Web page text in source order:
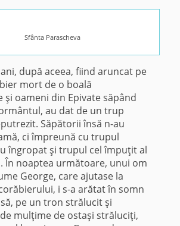
Sfânta Parascheva
după aceea, fiind aruncat pe
mort de o boală
şi oameni din Epivate săpând
au dat de un trup
Săpătorii însă n-au
ci împreună cu trupul
îngropat şi trupul cel împuţit al
În noaptea următoare, unui om
George, care ajutase la
i s-a arătat în somn
pe un tron strălucit şi
mulţime de ostaşi străluciţi,